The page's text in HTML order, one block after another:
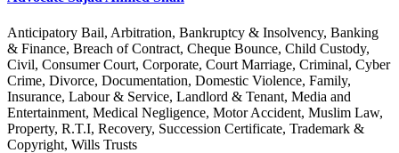
Anticipatory Bail, Arbitration, Bankruptcy & Insolvency, Banking
& Finance, Breach of Contract, Cheque Bounce, Child Custody,
Civil, Consumer Court, Corporate, Court Marriage, Criminal, Cyber
Crime, Divorce, Documentation, Domestic Violence, Family,
Insurance, Labour & Service, Landlord & Tenant, Media and
Entertainment, Medical Negligence, Motor Accident, Muslim Law,
Property, R.T.I, Recovery, Succession Certificate, Trademark &
Copyright, Wills Trusts